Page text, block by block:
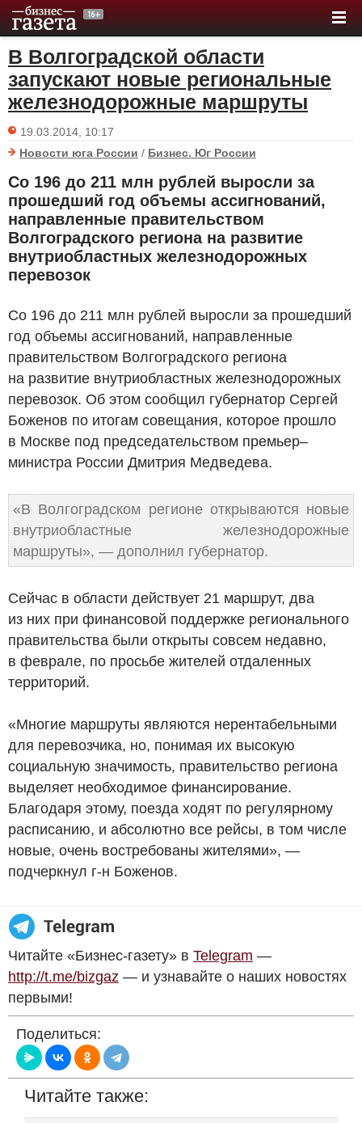
В Волгоградской области
запускают новые региональные
железнодорожные маршруты
19.03.2014, 10:17
Новости юга России / Бизнес. Юг России
Со 196 до 211 млн рублей выросли за
прошедший год объемы ассигнований,
направленные правительством
Волгоградского региона на развитие
внутриобластных железнодорожных
перевозок
Со 196 до 211 млн рублей выросли за прошедший
год объемы ассигнований, направленные
правительством Волгоградского региона
на развитие внутриобластных железнодорожных
перевозок. Об этом сообщил губернатор Сергей
Боженов по итогам совещания, которое прошло
в Москве под председательством премьер–
министра России Дмитрия Медведева.
«В Волгоградском регионе открываются новые
внутриобластные железнодорожные
маршруты», — дополнил губернатор.
Сейчас в области действует 21 маршрут, два
из них при финансовой поддержке регионального
правительства были открыты совсем недавно,
в феврале, по просьбе жителей отдаленных
территорий.
«Многие маршруты являются нерентабельными
для перевозчика, но, понимая их высокую
социальную значимость, правительство региона
выделяет необходимое финансирование.
Благодаря этому, поезда ходят по регулярному
расписанию, и абсолютно все рейсы, в том числе
новые, очень востребованы жителями», —
подчеркнул г-н Боженов.
Читайте «Бизнес-газету» в Telegram —
http://t.me/bizgaz — и узнавайте о наших новостях
первыми!
Поделиться:
Читайте также: